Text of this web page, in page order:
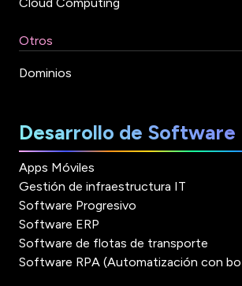
Otros
Dominios
Desarrollo de Software
Apps Móviles
Gestión de infraestructura IT
Software Progresivo
Software ERP
Software de flotas de transporte
Software RPA (Automatización con